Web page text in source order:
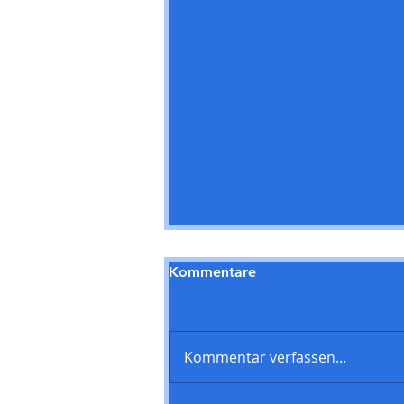
Kommentare
Kommentar verfassen...